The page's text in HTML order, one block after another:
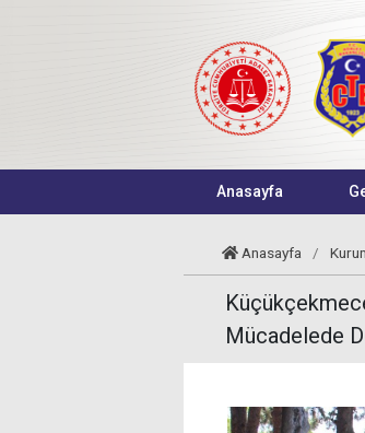
Anasayfa
Anasayfa /
Mücadelede